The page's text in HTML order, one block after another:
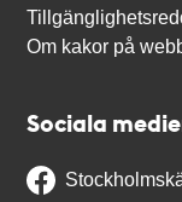
Om kakor på
Sociala